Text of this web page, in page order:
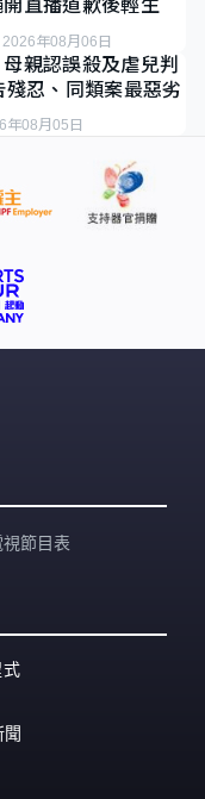
直播道歉後輕生
2026年08月06日
親認誤殺及虐兒判
忍、同類案最惡劣
年08月05日
視節目表
式
聞